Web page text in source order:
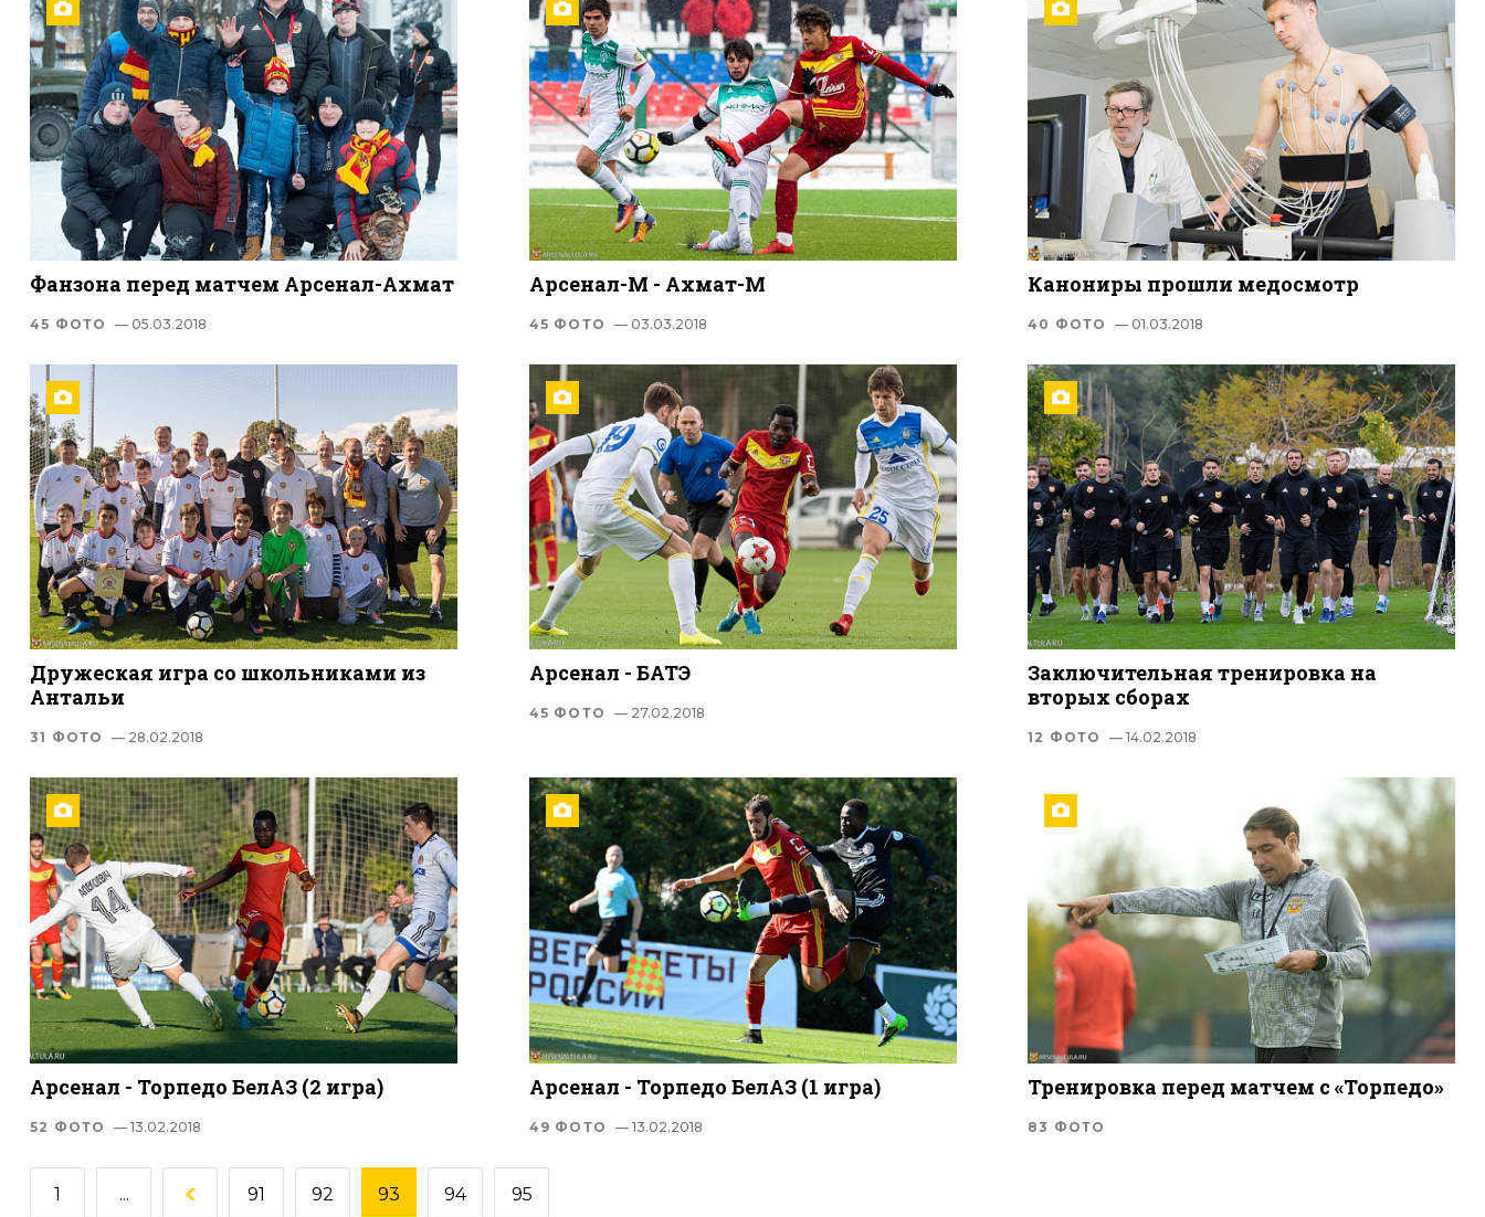
Фанзона перед матчем Арсенал-Ахмат
45 ФОТО — 05.03.2018
Арсенал-М - Ахмат-М
45 ФОТО — 03.03.2018
Канониры прошли медосмотр
40 ФОТО — 01.03.2018
Дружеская игра со школьниками из
Антальи
31 ФОТО — 28.02.2018
Арсенал - БАТЭ
45 ФОТО — 27.02.2018
Заключительная тренировка на
вторых сборах
12 ФОТО — 14.02.2018
Арсенал - Торпедо БелАЗ (2 игра)
52 ФОТО — 13.02.2018
Арсенал - Торпедо БелАЗ (1 игра)
49 ФОТО — 13.02.2018
Тренировка перед матчем с «Торпедо»
83 ФОТО
1 ... 91 92 93 94 95